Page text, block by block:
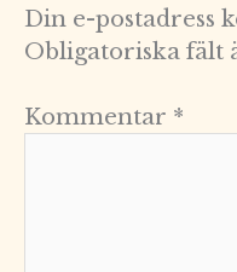
Din e-postadress
Obligatoriska fält
Kommentar *